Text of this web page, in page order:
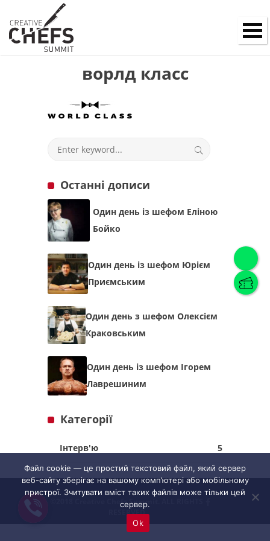
Українська(Українська)
Українська
ворлд класс
Останні дописи
Один день із шефом Еліною
Бойко
Один день із шефом Юрієм
Приємським
Один день з шефом Олексієм
Краковським
Один день із шефом Ігорем
Лаврешиним
Категорії
Інтерв'ю 5
©2018 Creative Chefs Summit. ALL RIGHTS
RESERVED
Файл cookie — це простий текстовий файл, який сервер
веб-сайту зберігає на вашому комп’ютері або мобільному
пристрої. Зчитувати вміст таких файлів може тільки цей
сервер.
Ok